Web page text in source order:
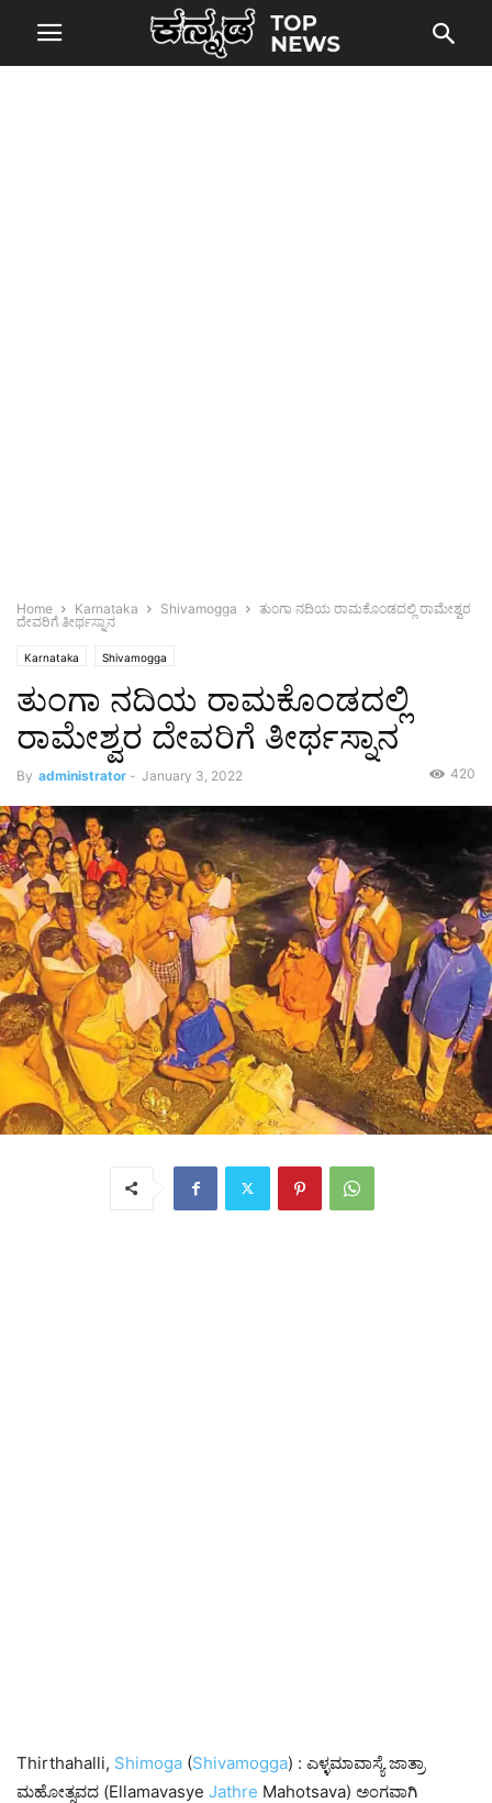
Home Karnataka Shivamogga
ತುಂಗಾ ನದಿಯ ರಾಮಕೊಂಡದಲ್ಲಿ ರಾಮೇಶ್ವರ
ದೇವರಿಗೆ ತೀರ್ಥಸ್ನಾನ
Karnataka Shivamogga
ತುಂಗಾ ನದಿಯ ರಾಮಕೊಂಡದಲ್ಲಿ
ರಾಮೇಶ್ವರ ದೇವರಿಗೆ ತೀರ್ಥಸ್ನಾನ
By administrator - January 3, 2022 420
Thirthahalli, Shimoga (Shivamogga) : ಎಳ್ಳಮಾವಾಸ್ಯೆ ಜಾತ್ರಾ
ಮಹೋತ್ಸವದ (Ellamavasye Jathre Mahotsava) ಅಂಗವಾಗಿ